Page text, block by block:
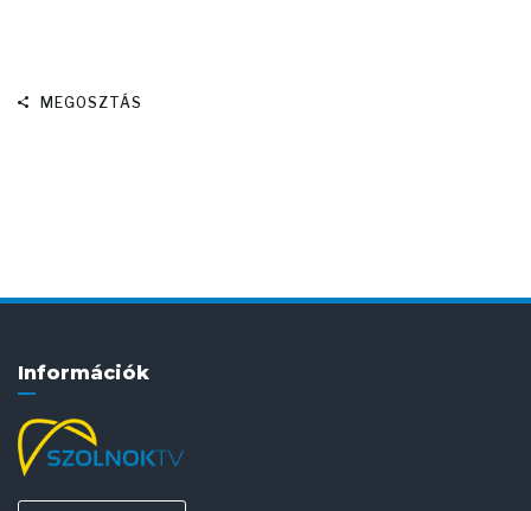
MEGOSZTÁS
Információk